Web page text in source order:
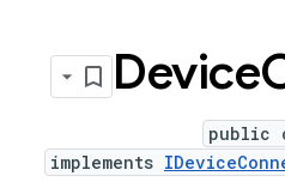
Device
public
implements